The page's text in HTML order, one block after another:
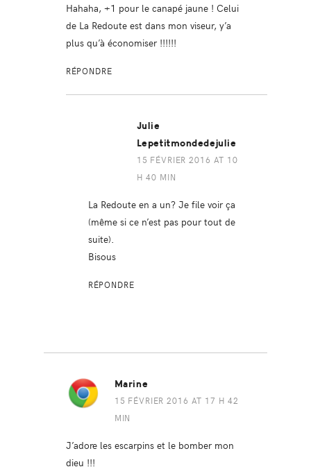
Hahaha, +1 pour le canapé jaune ! Celui
de La Redoute est dans mon viseur, y’a
plus qu’à économiser !!!!!!
RÉPONDRE
Julie
Lepetitmondedejulie
15 FÉVRIER 2016 AT 10
H 40 MIN
La Redoute en a un? Je file voir ça
(même si ce n’est pas pour tout de
suite).
Bisous
RÉPONDRE
Marine
15 FÉVRIER 2016 AT 17 H 42
MIN
J’adore les escarpins et le bomber mon
dieu !!!